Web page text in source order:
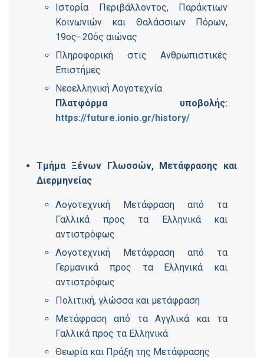
Ιστορία Περιβάλλοντος, Παράκτιων
Κοινωνιών και Θαλάσσιων Πόρων,
19ος- 20ός αιώνας
Πληροφορική στις Ανθρωπιστικές
Επιστήμες
Νεοελληνική Λογοτεχνία
Πλατφόρμα υποβολής:
https://future.ionio.gr/history/
Tμήμα Ξένων Γλωσσών, Mετάφρασης και
Διερμηνείας
Λογοτεχνική Μετάφραση από τα
Γαλλικά προς τα Ελληνικά και
αντιστρόφως
Λογοτεχνική Μετάφραση από τα
Γερμανικά προς τα Ελληνικά και
αντιστρόφως
Πολιτική, γλώσσα και μετάφραση
Μετάφραση από τα Αγγλικά και τα
Γαλλικά προς τα Ελληνικά
Θεωρία και Πράξη της Μετάφρασης